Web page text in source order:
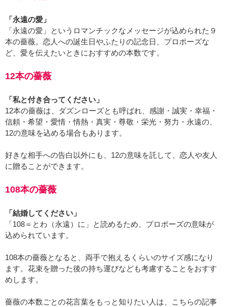
「永遠の愛」
「永遠の愛」というロマンチックなメッセージが込められた９
本の薔薇。恋人への誕生日やふたりの記念日、プロポーズな
ど、愛を伝えたいときにおすすめの本数です。
12本の薔薇
「私と付き合ってください」
12本の薔薇は、ダズンローズとも呼ばれ、感謝・誠実・幸福・
信頼・希望・愛情・情熱・真実・尊敬・栄光・努力・永遠の、
12の意味を込める場合もあります。
好きな相手への告白以外にも、12の意味を託して、恋人や友人
に贈ることができます。
108本の薔薇
「結婚してください」
「108＝とわ（永遠）に」と読めるため、プロポーズの意味が
込められています。
108本の薔薇となると、両手で抱えるくらいのサイズ感になり
ます。花束を贈った後の持ち運びなども考慮することをおすす
めします。
薔薇の本数ごとの花言葉をもっと知りたい人は、こちらの記事